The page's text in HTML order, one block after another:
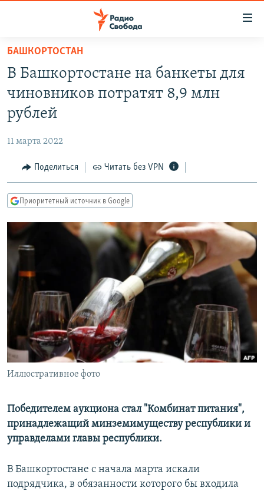
упрощенного
доступа
основному
Вернутся
Вернутся
поиску
АВТОРСКИЕ ПРОЕКТЫ
МНЕНИЯ
КУЛЬТУРА
КАВКАЗ.РЕАЛИИ
СЕВЕР.РЕАЛИИ
СИБИРЬ.РЕАЛИИ
РАСПИСАНИЕ ВЕЩАНИЯ
ПОДПИШИТЕСЬ НА РАССЫЛКУ
СОЦИАЛЬНЫЕ СЕТИ
Все сайты РСЕ/РС
БАШКОРТОСТАН
В Башкортостане на банкеты для
чиновников потратят 8,9 млн
рублей
11 марта 2022
Поделиться Читать без VPN
Приоритетный источник в Google
Иллюстративное фото
Победителем аукциона стал "Комбинат питания",
принадлежащий минземимуществу республики и
управделами главы республики.
В Башкортостане с начала марта искали
подрядчика, в обязанности которого бы входила